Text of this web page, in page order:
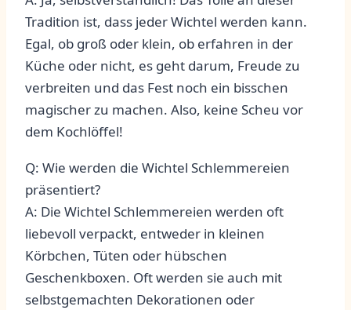
Tradition ist, dass ⁢jeder‌ Wichtel werden⁣ kann.
Egal, ob groß oder ‍klein, ​ob ​erfahren in der
Küche oder nicht, es ​geht darum, ‌Freude zu
verbreiten und das Fest noch ein bisschen
magischer ‍zu machen. Also, keine‍ Scheu vor
dem Kochlöffel!
Q: Wie⁢ werden ⁣die Wichtel‍ Schlemmereien
präsentiert?
A: Die ​Wichtel Schlemmereien werden oft
⁤liebevoll verpackt,⁤ entweder in​ kleinen
Körbchen, Tüten oder hübschen
Geschenkboxen.⁢ Oft werden ‍sie auch mit
selbstgemachten Dekorationen oder